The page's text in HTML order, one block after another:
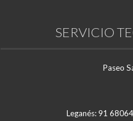
SERVICIO
Paseo
Leganés: 91